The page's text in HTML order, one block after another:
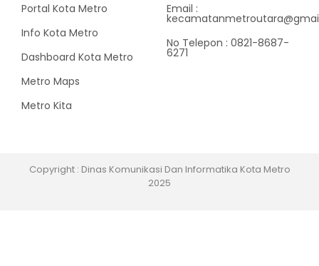
Portal Kota Metro
Info Kota Metro
Dashboard Kota Metro
Metro Maps
Metro Kita
Email :
No Telepon : 0821-8687-
6271
Copyright : Dinas Komunikasi Dan Informatika Kota Metro
2025